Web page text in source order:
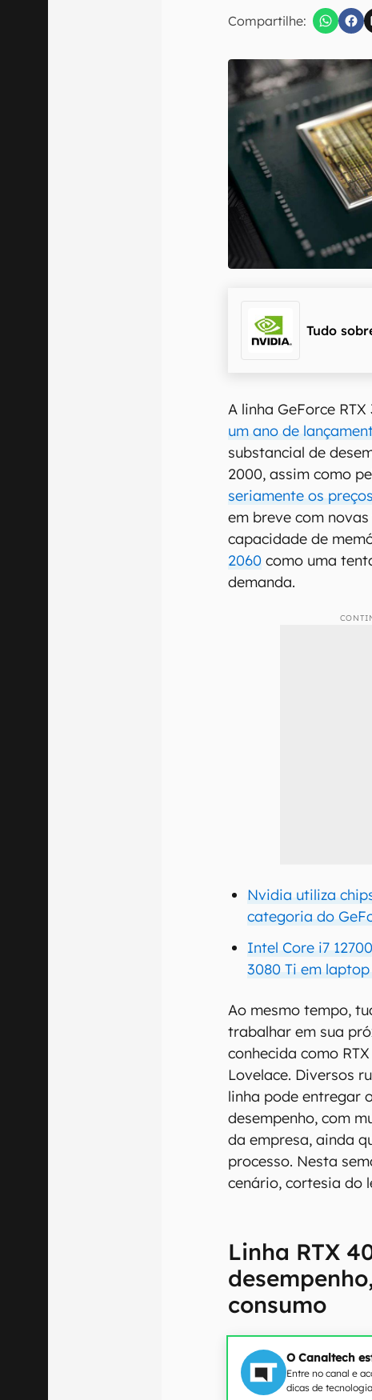
Compartilhe:
Confirmo que li,
Tudo
A linha GeForce
um ano de
substancial de
2000, assim como
seriamente os preços
em breve com
capacidade de
2060 como uma
demanda.
Nvidia utiliza
categoria do
Intel Core i7
3080 Ti em
Ao mesmo tempo,
trabalhar em sua
conhecida como
Lovelace. Diversos
linha pode entregar
desempenho, com
da empresa, ainda
processo. Nesta
cenário, cortesia do
Linha RTX
consumo
O Canaltech
Entre no canal e
dicas de tecnologia